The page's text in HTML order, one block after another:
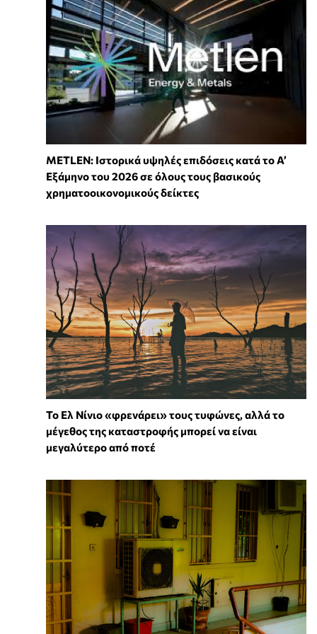
METLEN: Ιστορικά υψηλές επιδόσεις κατά το Α’
Εξάμηνο του 2026 σε όλους τους βασικούς
χρηματοοικονομικούς δείκτες
Το Ελ Νίνιο «φρενάρει» τους τυφώνες, αλλά το
μέγεθος της καταστροφής μπορεί να είναι
μεγαλύτερο από ποτέ